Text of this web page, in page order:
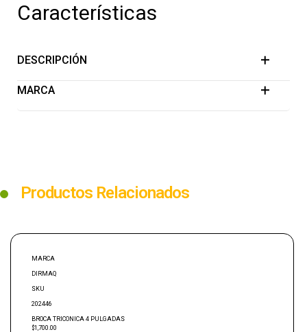
Características
DESCRIPCIÓN
MARCA
Productos Relacionados
MARCA
DIRMAQ
SKU
202446
BROCA TRICONICA 4 PULGADAS
$1,700.00